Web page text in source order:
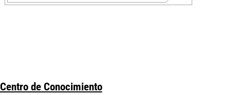
Centro de Conocimiento